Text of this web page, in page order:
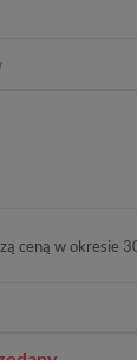
ceną w okresie